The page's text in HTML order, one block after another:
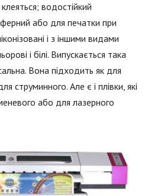
водостійкий
або для печатки при
і з іншими видами
і білі. Випускається така
Вона підходить як для
струминного. Але є і плівки, які
або для лазерного